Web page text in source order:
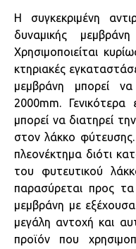
Η συγκεκριμένη
δυναμικής
Χρησιμοποιείται
κτηριακές
μεμβράνη μπορεί
2000mm.
μπορεί να διατηρεί
στον λάκκο
πλεονέκτημα διότι
του φυτευτικού
παρασύρεται προς
μεμβράνη με
μεγάλη αντοχή και
προϊόν που